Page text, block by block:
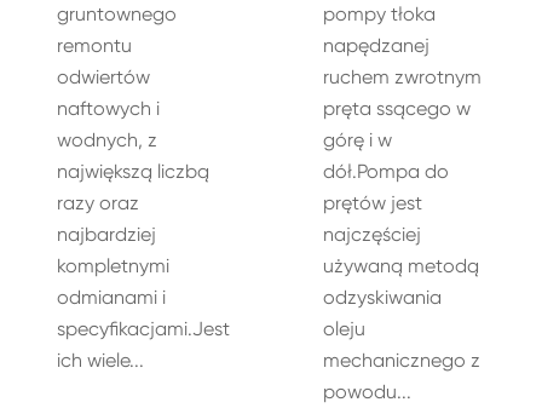
gruntownego
remontu
odwiertów
naftowych i
wodnych, z
największą liczbą
razy oraz
najbardziej
kompletnymi
odmianami i
specyfikacjami.Jest
ich wiele...
pompy tłoka
napędzanej
ruchem zwrotnym
pręta ssącego w
górę i w
dół.Pompa do
prętów jest
najczęściej
używaną metodą
odzyskiwania
oleju
mechanicznego z
powodu...